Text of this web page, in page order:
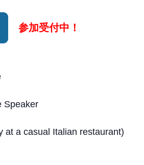
参加受付中！
Speaker
at a casual Italian restaurant)